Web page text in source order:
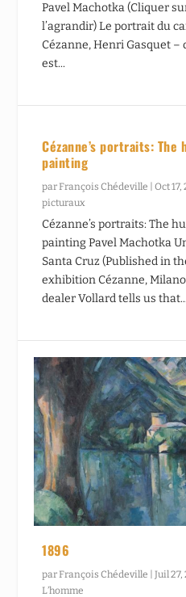
Pavel Machotka (Cliquer
l’agrandir) Le portrait du
Cézanne, Henri Gasquet –
est...
Cézanne’s portraits:
painting
parFrançois Chédeville |Oct 17,
picturaux
Cézanne’s portraits: The
painting Pavel Machotka
Santa Cruz (Published in
exhibition Cézanne,
dealer Vollard tells us
1896
par François Chédeville |Juil 27,
L’homme